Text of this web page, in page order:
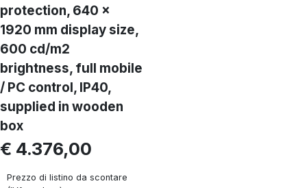
protection, 640 ×
1920 mm display size,
600 cd/m2
brightness, full mobile
/ PC control, IP40,
supplied in wooden
box
€ 4.376,00
Prezzo di listino da scontare